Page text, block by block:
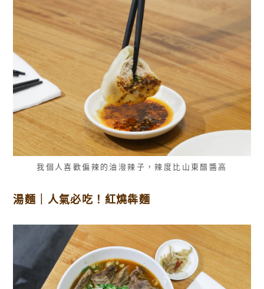
我個人喜歡偏辣的油潑辣子，辣度比山東醋醬高
湯麵｜人氣必吃！紅燒犇麵